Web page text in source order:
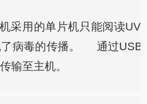
采用的单片机只能阅读
病毒的传播。
通过USB
输至主机。